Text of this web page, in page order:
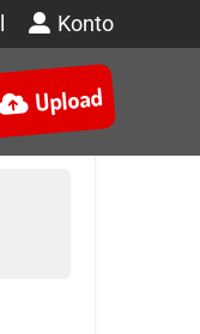
Konto
Upload